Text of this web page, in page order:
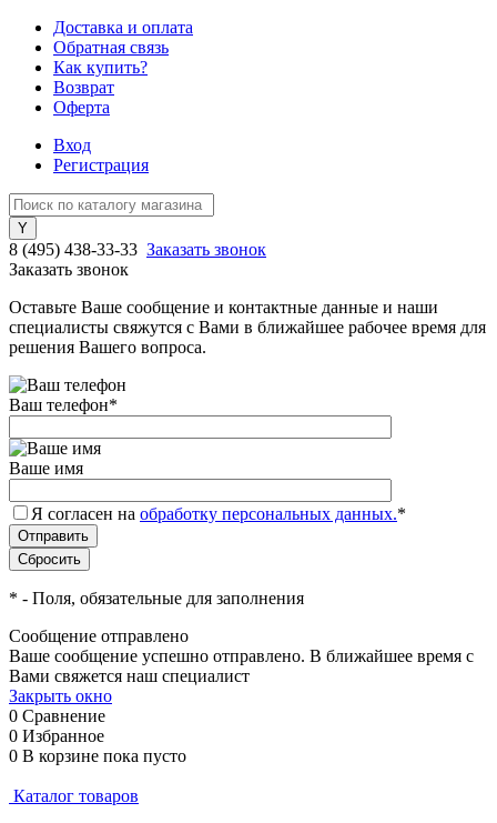
Доставка и оплата
Обратная связь
Как купить?
Возврат
Оферта
Вход
Регистрация
8 (495) 438-33-33 Заказать звонок
Заказать звонок
Оставьте Ваше сообщение и контактные данные и наши
специалисты свяжутся с Вами в ближайшее рабочее время для
решения Вашего вопроса.
Ваш телефон*
Ваше имя
Я согласен на обработку персональных данных.*
* - Поля, обязательные для заполнения
Сообщение отправлено
Ваше сообщение успешно отправлено. В ближайшее время с
Вами свяжется наш специалист
Закрыть окно
0 Сравнение
0 Избранное
0 В корзине пока пусто
Каталог товаров